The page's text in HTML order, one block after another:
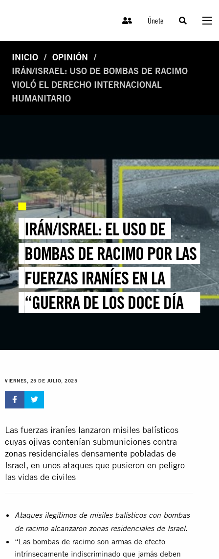
Únete
INICIO
OPINIÓN
IRÁN/ISRAEL: USO DE BOMBAS DE RACIMO
VIOLÓ EL DERECHO INTERNACIONAL
HUMANITARIO
IRÁN/ISRAEL: EL USO DE
BOMBAS DE RACIMO POR LAS
FUERZAS IRANÍES EN LA
“GUERRA DE LOS DOCE DÍAS”
INTERNACIONAL
HUMANITARIO
VIERNES, 25 DE JULIO, 2025
Las fuerzas iraníes lanzaron misiles balísticos
cuyas ojivas contenían submuniciones contra
zonas residenciales densamente pobladas de
Israel, en unos ataques que pusieron en peligro
las vidas de civiles
Ataques ilegítimos de misiles balísticos con bombas
de racimo alcanzaron zonas residenciales de Israel.
“Las bombas de racimo son armas de efecto
intrínsecamente indiscriminado que jamás deben